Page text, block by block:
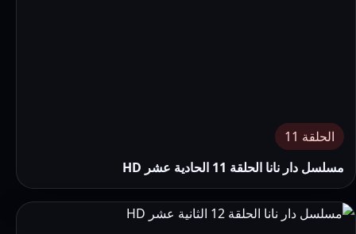
الحلقة 11
مسلسل دار نانا الحلقة 11 الحادية عشر HD